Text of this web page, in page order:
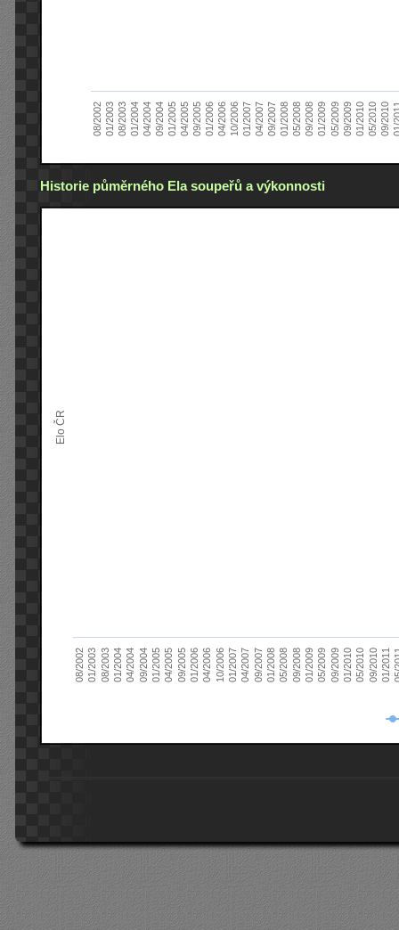
08/200201/200308/200301/200404/200409/200401/200504/200509/200501/200604/200610/200601/200704/200709/200701/200805/200809/200801/200905/200909/200901/201005/201009/2010
Historie půměrného Ela soupeřů a výkonnosti
Elo ČR
08/200201/200308/200301/200404/200409/200401/200504/200509/200501/200604/200610/200601/200704/200709/200701/200805/200809/200801/200905/200909/200901/201005/201009/201001/2011